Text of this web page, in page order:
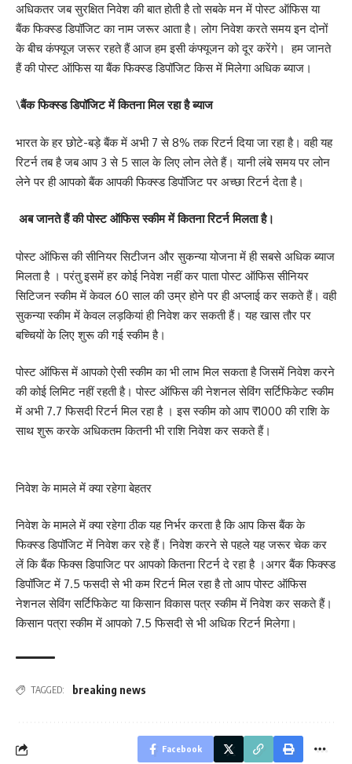
अधिकतर जब सुरक्षित निवेश की बात होती है तो सबके मन में पोस्ट ऑफिस या
बैंक फिक्स्ड डिपॉजिट का नाम जरूर आता है। लोग निवेश करते समय इन दोनों
के बीच कंफ्यूज जरूर रहते हैं आज हम इसी कंफ्यूजन को दूर करेंगे। हम जानते
हैं की पोस्ट ऑफिस या बैंक फिक्स्ड डिपॉजिट किस में मिलेगा अधिक ब्याज।
\बैंक फिक्स्ड डिपॉजिट में कितना मिल रहा है ब्याज
भारत के हर छोटे-बड़े बैंक में अभी 7 से 8% तक रिटर्न दिया जा रहा है। वही यह
रिटर्न तब है जब आप 3 से 5 साल के लिए लोन लेते हैं। यानी लंबे समय पर लोन
लेने पर ही आपको बैंक आपकी फिक्स्ड डिपॉजिट पर अच्छा रिटर्न देता है।
अब जानते हैं की पोस्ट ऑफिस स्कीम में कितना रिटर्न मिलता है।
पोस्ट ऑफिस की सीनियर सिटीजन और सुकन्या योजना में ही सबसे अधिक ब्याज
मिलता है । परंतु इसमें हर कोई निवेश नहीं कर पाता पोस्ट ऑफिस सीनियर
सिटिजन स्कीम में केवल 60 साल की उम्र होने पर ही अप्लाई कर सकते हैं। वही
सुकन्या स्कीम में केवल लड़कियां ही निवेश कर सकती हैं। यह खास तौर पर
बच्चियों के लिए शुरू की गई स्कीम है।
पोस्ट ऑफिस में आपको ऐसी स्कीम का भी लाभ मिल सकता है जिसमें निवेश करने
की कोई लिमिट नहीं रहती है। पोस्ट ऑफिस की नेशनल सेविंग सर्टिफिकेट स्कीम
में अभी 7.7 फिसदी रिटर्न मिल रहा है । इस स्कीम को आप ₹1000 की राशि के
साथ शुरू करके अधिकतम कितनी भी राशि निवेश कर सकते हैं।
निवेश के मामले में क्या रहेगा बेहतर
निवेश के मामले में क्या रहेगा ठीक यह निर्भर करता है कि आप किस बैंक के
फिक्स्ड डिपॉजिट में निवेश कर रहे हैं। निवेश करने से पहले यह जरूर चेक कर
लें कि बैंक फिक्स डिपाजिट पर आपको कितना रिटर्न दे रहा है ।अगर बैंक फिक्स्ड
डिपॉजिट में 7.5 फसदी से भी कम रिटर्न मिल रहा है तो आप पोस्ट ऑफिस
नेशनल सेविंग सर्टिफिकेट या किसान विकास पत्र स्कीम में निवेश कर सकते हैं।
किसान पत्रा स्कीम में आपको 7.5 फिसदी से भी अधिक रिटर्न मिलेगा।
TAGGED: breaking news
Facebook